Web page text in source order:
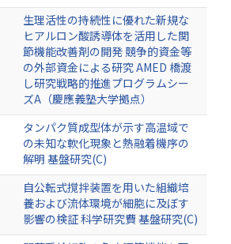
生理活性の持続性に優れた新規な
ヒアルロン酸誘導体を活用した関
節機能改善剤の開発 競争的資金等
の外部資金による研究 AMED 橋渡
し研究戦略的推進プログラムシー
ズA（慶應義塾大学拠点）
タンパク質成型体が示す高温域で
の未知な軟化現象と熱融着機序の
解明 基盤研究(C)
自公転式撹拌装置を用いた組織培
養および流体環境が細胞に及ぼす
影響の検証 科学研究費 基盤研究(C)